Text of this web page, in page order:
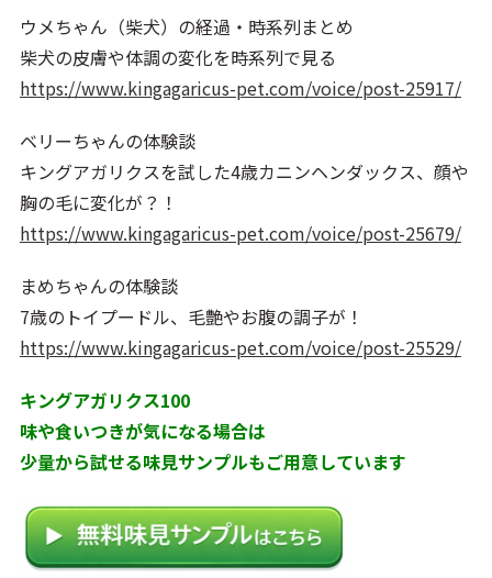
ウメちゃん（柴犬）の経過・時系列まとめ
柴犬の皮膚や体調の変化を時系列で見る
https://www.kingagaricus-pet.com/voice/post-25917/
ベリーちゃんの体験談
キングアガリクスを試した4歳カニンヘンダックス、顔や
胸の毛に変化が？！
https://www.kingagaricus-pet.com/voice/post-25679/
まめちゃんの体験談
7歳のトイプードル、毛艶やお腹の調子が！
https://www.kingagaricus-pet.com/voice/post-25529/
キングアガリクス100
味や食いつきが気になる場合は
少量から試せる味見サンプルもご用意しています